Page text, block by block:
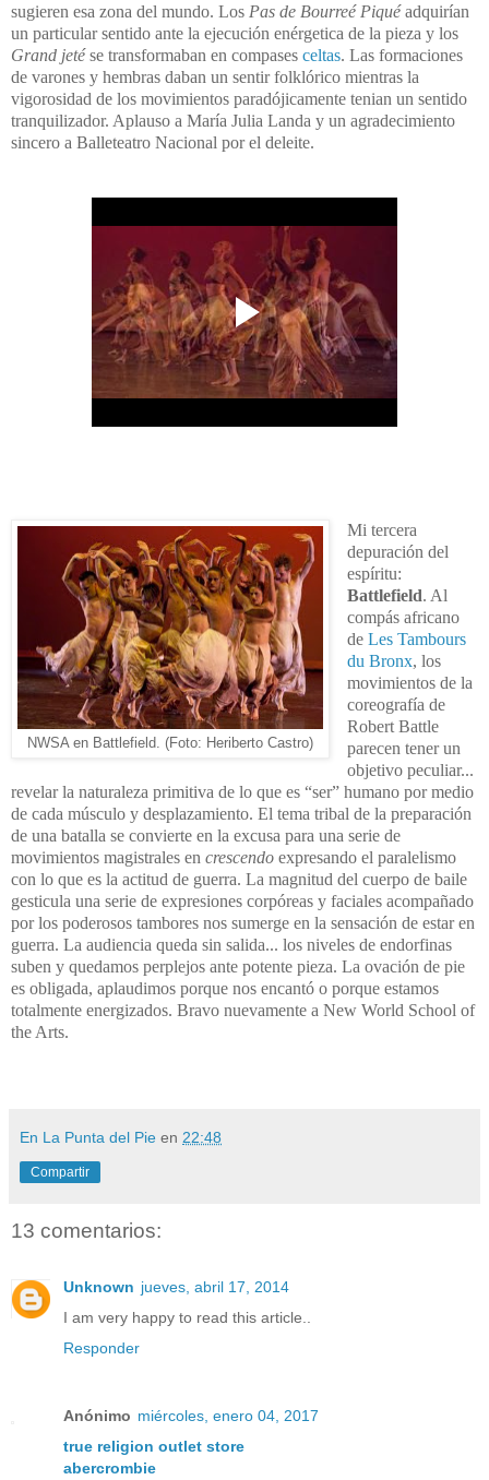
sugieren esa zona del mundo. Los Pas de Bourreé Piquéadquirían
un particular sentido ante la ejecución enérgetica de la pieza y los
Grand jetése transformaban en compases celtas. Las formaciones
de varones y hembras daban un sentir folklórico mientras la
vigorosidad de los movimientos paradójicamente tenian un sentido
tranquilizador. Aplauso a María Julia Landa y un agradecimiento
sincero a Balleteatro Nacional por el deleite.
NWSA en Battlefield. (Foto: Heriberto Castro)
Mi tercera
depuración del
espíritu:
Battlefield. Al
compás africano
de Les Tambours
du Bronx, los
movimientos de la
coreografía de
Robert Battle
parecen tener un
objetivo peculiar...
revelar la naturaleza primitiva de lo que es “ser” humano por medio
de cada músculo y desplazamiento. El tema tribal de la preparación
de una batalla se convierte en la excusa para una serie de
movimientos magistrales en crescendo expresando el paralelismo
con lo que es la actitud de guerra. La magnitud del cuerpo de baile
gesticula una serie de expresiones corpóreas y faciales acompañado
por los poderosos tambores nos sumerge en la sensación de estar en
guerra. La audiencia queda sin salida... los niveles de endorfinas
suben y quedamos perplejos ante potente pieza. La ovación de pie
es obligada, aplaudimos porque nos encantó o porque estamos
totalmente energizados. Bravo nuevamente a New World School of
the Arts.
En La Punta del Pie en 22:48
Compartir
13 comentarios:
Unknown jueves, abril 17, 2014
I am very happy to read this article..
Responder
Anónimo miércoles, enero 04, 2017
true religion outlet store
abercrombie